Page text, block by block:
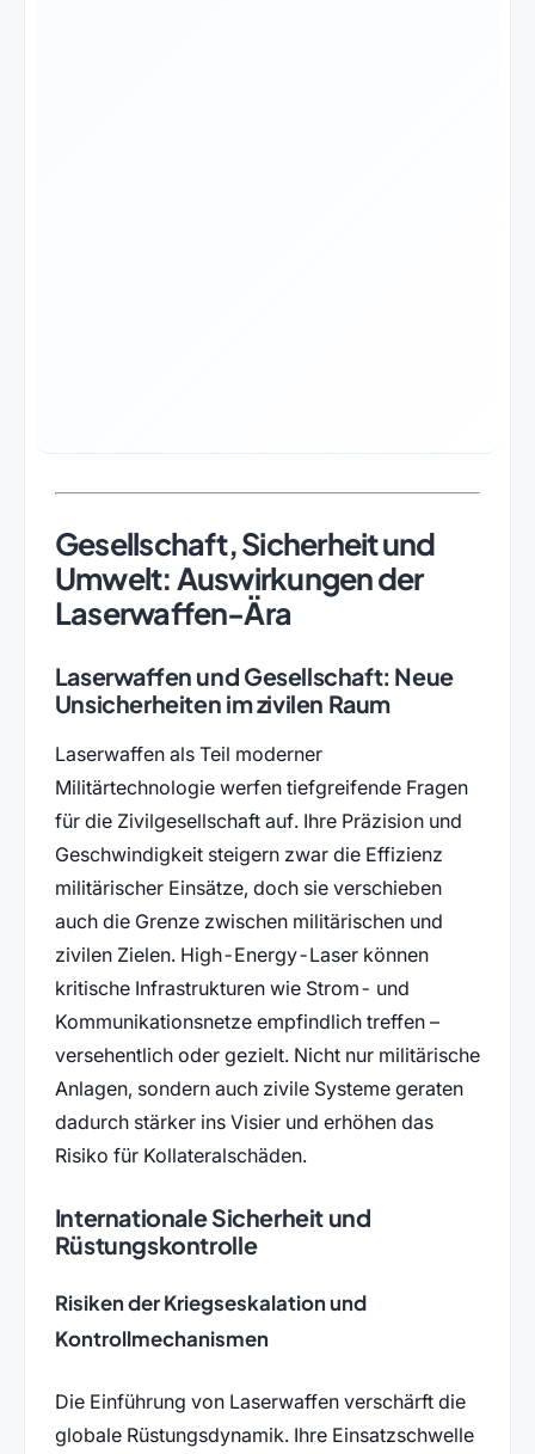
Gesellschaft, Sicherheit und
Umwelt: Auswirkungen der
Laserwaffen-Ära
Laserwaffen und Gesellschaft: Neue
Unsicherheiten im zivilen Raum
Laserwaffen als Teil moderner
Militärtechnologie werfen tiefgreifende Fragen
für die Zivilgesellschaft auf. Ihre Präzision und
Geschwindigkeit steigern zwar die Effizienz
militärischer Einsätze, doch sie verschieben
auch die Grenze zwischen militärischen und
zivilen Zielen. High-Energy-Laser können
kritische Infrastrukturen wie Strom- und
Kommunikationsnetze empfindlich treffen –
versehentlich oder gezielt. Nicht nur militärische
Anlagen, sondern auch zivile Systeme geraten
dadurch stärker ins Visier und erhöhen das
Risiko für Kollateralschäden.
Internationale Sicherheit und
Rüstungskontrolle
Risiken der Kriegseskalation und
Kontrollmechanismen
Die Einführung von Laserwaffen verschärft die
globale Rüstungsdynamik. Ihre Einsatzschwelle